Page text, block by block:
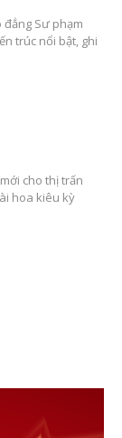
đẳng Sư phạm
trúc nổi bật, ghi
cho thị trấn
hoa kiêu kỳ